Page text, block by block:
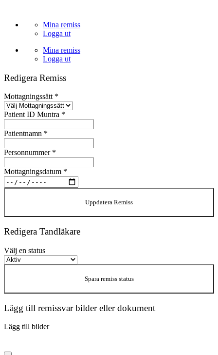
content
Mina remiss
Logga ut
Mina remiss
Logga ut
Redigera Remiss
Mottagningssätt *
Patient ID Muntra *
Patientnamn *
Personnummer *
Mottagningsdatum *
Uppdatera Remiss
Redigera Tandläkare
Välj en status
Spara remiss status
Lägg till remissvar bilder eller dokument
Lägg till bilder